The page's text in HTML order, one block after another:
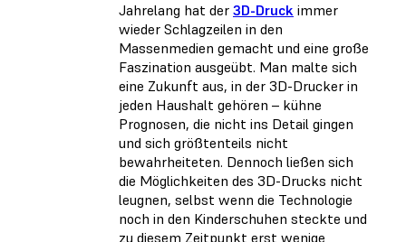
Jahrelang hat der 3D-Druck immer
wieder Schlagzeilen in den
Massenmedien gemacht und eine große
Faszination ausgeübt. Man malte sich
eine Zukunft aus, in der 3D-Drucker in
jeden Haushalt gehören – kühne
Prognosen, die nicht ins Detail gingen
und sich größtenteils nicht
bewahrheiteten. Dennoch ließen sich
die Möglichkeiten des 3D-Drucks nicht
leugnen, selbst wenn die Technologie
noch in den Kinderschuhen steckte und
zu diesem Zeitpunkt erst wenige